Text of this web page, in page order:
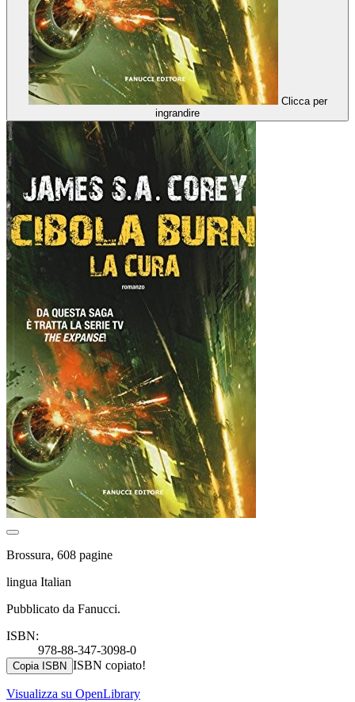
Clicca per
ingrandire
Brossura, 608 pagine
lingua Italian
Pubblicato da Fanucci.
ISBN:
978-88-347-3098-0
Copia ISBN ISBN copiato!
Visualizza su OpenLibrary